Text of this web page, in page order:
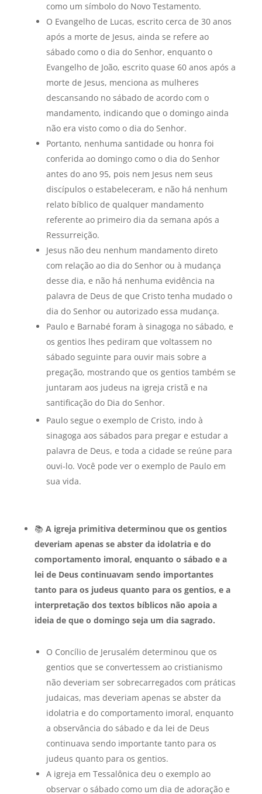
como um símbolo do Novo Testamento.
O Evangelho de Lucas, escrito cerca de 30 anos
após a morte de Jesus, ainda se refere ao
sábado como o dia do Senhor, enquanto o
Evangelho de João, escrito quase 60 anos após a
morte de Jesus, menciona as mulheres
descansando no sábado de acordo com o
mandamento, indicando que o domingo ainda
não era visto como o dia do Senhor.
Portanto, nenhuma santidade ou honra foi
conferida ao domingo como o dia do Senhor
antes do ano 95, pois nem Jesus nem seus
discípulos o estabeleceram, e não há nenhum
relato bíblico de qualquer mandamento
referente ao primeiro dia da semana após a
Ressurreição.
Jesus não deu nenhum mandamento direto
com relação ao dia do Senhor ou à mudança
desse dia, e não há nenhuma evidência na
palavra de Deus de que Cristo tenha mudado o
dia do Senhor ou autorizado essa mudança.
Paulo e Barnabé foram à sinagoga no sábado, e
os gentios lhes pediram que voltassem no
sábado seguinte para ouvir mais sobre a
pregação, mostrando que os gentios também se
juntaram aos judeus na igreja cristã e na
santificação do Dia do Senhor.
Paulo segue o exemplo de Cristo, indo à
sinagoga aos sábados para pregar e estudar a
palavra de Deus, e toda a cidade se reúne para
ouvi-lo. Você pode ver o exemplo de Paulo em
sua vida.
📚A igreja primitiva determinou que os gentios
deveriam apenas se abster da idolatria e do
comportamento imoral, enquanto o sábado e a
lei de Deus continuavam sendo importantes
tanto para os judeus quanto para os gentios, e a
interpretação dos textos bíblicos não apoia a
ideia de que o domingo seja um dia sagrado.
O Concílio de Jerusalém determinou que os
gentios que se convertessem ao cristianismo
não deveriam ser sobrecarregados com práticas
judaicas, mas deveriam apenas se abster da
idolatria e do comportamento imoral, enquanto
a observância do sábado e da lei de Deus
continuava sendo importante tanto para os
judeus quanto para os gentios.
A igreja em Tessalônica deu o exemplo ao
observar o sábado como um dia de adoração e